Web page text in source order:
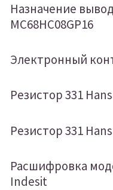
Назначение
MC68HC08GP16
Электронный
Резистор 331
Резистор 331
Расшифровка
Indesit